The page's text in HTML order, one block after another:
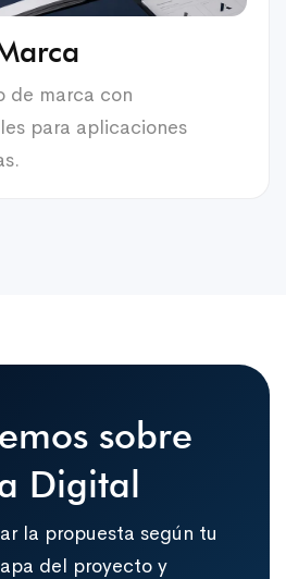
de marca con
para aplicaciones
sobre
Digital
la propuesta según tu
del proyecto y